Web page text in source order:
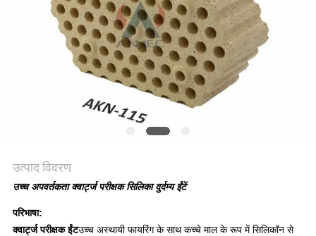
साइटमैप
उत्पाद विवरण
उच्च अपवर्तकता क्वार्ट्ज परीक्षक सिलिका दुर्दम्य ईंटें
परिभाषा:
क्वार्ट्ज परीक्षक ईंटउच्च अस्थायी फायरिंग के साथ कच्चे माल के रूप में सिलिकॉन से